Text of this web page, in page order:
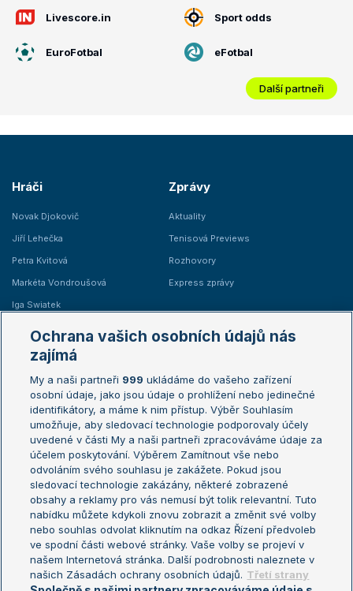
Livescore.in Sport odds
EuroFotbal eFotbal
Další partneři
Hráči
Novak Djokovič
Jiří Lehečka
Petra Kvitová
Markéta Vondroušová
Iga Swiatek
Zprávy
Aktuality
Tenisová Previews
Rozhovory
Express zprávy
Žebříčky
Žebříček ATP (muži)
Žebříček WTA (ženy)
Sázkařský žebříček
Australian Open
French Open
Wimbledon
US Open
Turnaj mistrů
Turnaj mistryň
Aktualní trendy
Fotbalové přestupy
Livesport Daily
LS Prague Open
Ochrana vašich osobních údajů nás
zajímá
My a naši partneři 999 ukládáme do vašeho zařízení
osobní údaje, jako jsou údaje o prohlížení nebo jedinečné
identifikátory, a máme k nim přístup. Výběr Souhlasím
umožňuje, aby sledovací technologie podporovaly účely
uvedené v části My a naši partneři zpracováváme údaje za
účelem poskytování. Výběrem Zamítnout vše nebo
odvoláním svého souhlasu je zakážete. Pokud jsou
sledovací technologie zakázány, některé zobrazené
obsahy a reklamy pro vás nemusí být tolik relevantní. Tuto
nabídku můžete kdykoli znovu zobrazit a změnit své volby
nebo souhlas odvolat kliknutím na odkaz Řízení předvoleb
ve spodní části webové stránky. Vaše volby se projeví v
našem Internetová stránka. Další podrobnosti naleznete v
našich Zásadách ochrany osobních údajů. Třetí strany